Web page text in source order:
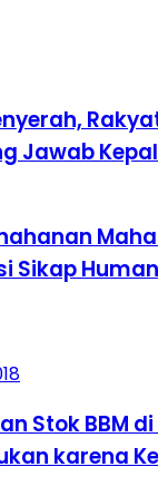
Jawab
Sikap
Stok BBM
karena